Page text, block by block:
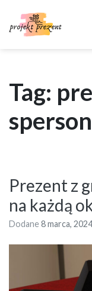
content
Tag:
Prezent z
na każdą
Dodane8 marca, 2024